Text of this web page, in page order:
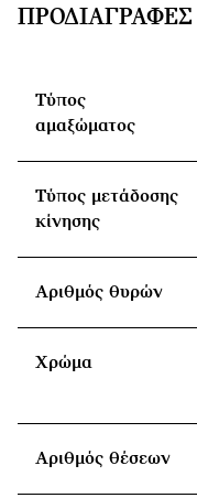
ΠΡΟΔΙΑΓΡΑΦΈΣ
Τύπος
αμαξώματος
Τύπος μετάδοσης
κίνησης
Αριθμός θυρών
Χρώμα
Αριθμός θέσεων